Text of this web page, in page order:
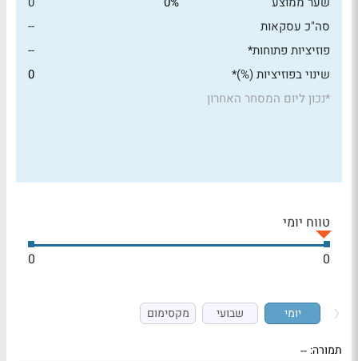
סה"כ עסקאות
--
פוזיציות פתוחות*
--
שינוי בפוזיציות (%)*
0
*נכון ליום המסחר האחרון
טווח יומי
0
0
יומי שבועי מקסימום
תמורה: --